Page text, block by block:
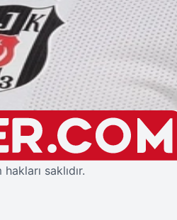
Para Cezası
saklıdır.